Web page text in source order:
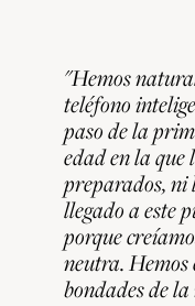
"Hemos
teléfono
paso de la
edad en la
preparados, ni
llegado a este
porque
neutra. Hemos
bondades de